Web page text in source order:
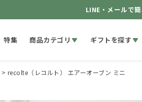
LINE・メールで
特集 商品カテゴリ ギフトを探す
recolte（レコルト） エアーオーブン ミニ